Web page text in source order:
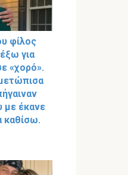
φίλος
για
«χορό».
με έκανε
καθίσω.